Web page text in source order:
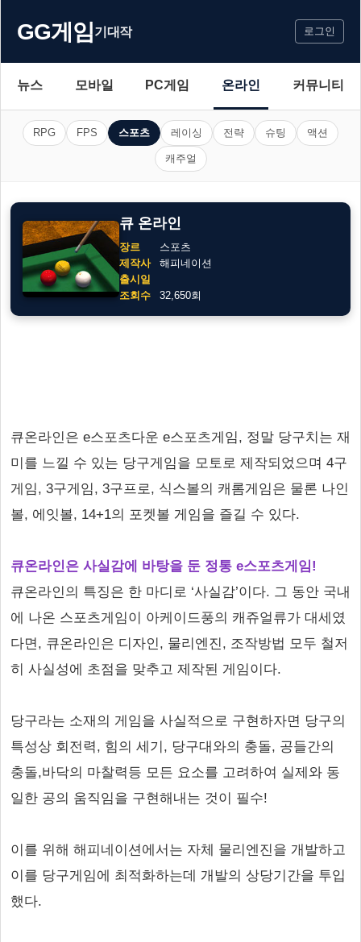
GG게임기대작 로그인
뉴스 모바일 PC게임 온라인 커뮤니티
RPG FPS 스포츠 레이싱 전략 슈팅 액션
캐주얼
큐 온라인
장르
스포츠
제작사
해피네이션
출시일
조회수
32,650회
큐온라인은 e스포츠다운 e스포츠게임, 정말 당구치는 재
미를 느낄 수 있는 당구게임을 모토로 제작되었으며 4구
게임, 3구게임, 3구프로, 식스볼의 캐롬게임은 물론 나인
볼, 에잇볼, 14+1의 포켓볼 게임을 즐길 수 있다.
큐온라인은 사실감에 바탕을 둔 정통 e스포츠게임!
큐온라인의 특징은 한 마디로 ‘사실감’이다. 그 동안 국내
에 나온 스포츠게임이 아케이드풍의 캐쥬얼류가 대세였
다면, 큐온라인은 디자인, 물리엔진, 조작방법 모두 철저
히 사실성에 초점을 맞추고 제작된 게임이다.
당구라는 소재의 게임을 사실적으로 구현하자면 당구의
특성상 회전력, 힘의 세기, 당구대와의 충돌, 공들간의
충돌,바닥의 마찰력등 모든 요소를 고려하여 실제와 동
일한 공의 움직임을 구현해내는 것이 필수!
이를 위해 해피네이션에서는 자체 물리엔진을 개발하고
이를 당구게임에 최적화하는데 개발의 상당기간을 투입
했다.